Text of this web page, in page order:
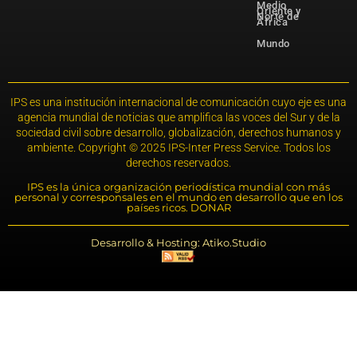
Medio
Oriente y
Norte de
África
Mundo
IPS es una institución internacional de comunicación cuyo eje es una
agencia mundial de noticias que amplifica las voces del Sur y de la
sociedad civil sobre desarrollo, globalización, derechos humanos y
ambiente. Copyright © 2025 IPS-Inter Press Service. Todos los
derechos reservados.
IPS es la única organización periodística mundial con más
personal y corresponsales en el mundo en desarrollo que en los
países ricos. DONAR
Desarrollo & Hosting: Atiko.Studio